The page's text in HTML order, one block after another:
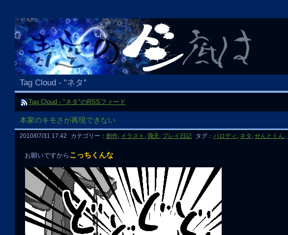
Tag Cloud - "ネタ"
Tag Cloud - "ネタ"のRSSフィード
本家のキモさが再現できない
2010/07/31 17:42 カテゴリー： 創作 イラスト 飛天 プレイ日記 タグ： パロディ ネタ せんとくん
お願いですから こっちくんな